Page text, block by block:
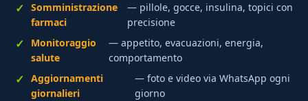
Somministrazione
farmaci
— pillole, gocce, insulina, topici con
precisione
Monitoraggio
salute
— appetito, evacuazioni, energia,
comportamento
Aggiornamenti
giornalieri
— foto e video via WhatsApp ogni
giorno